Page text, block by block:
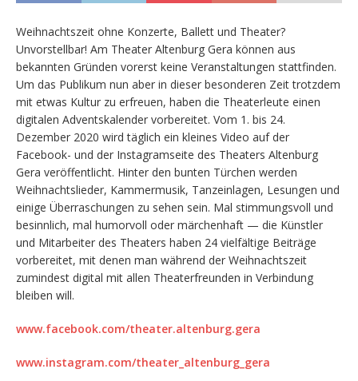
Weihnachtszeit ohne Konzerte, Ballett und Theater?
Unvorstellbar! Am Theater Altenburg Gera können aus
bekannten Gründen vorerst keine Veranstaltungen stattfinden.
Um das Publikum nun aber in dieser besonderen Zeit trotzdem
mit etwas Kultur zu erfreuen, haben die Theaterleute einen
digitalen Adventskalender vorbereitet. Vom 1. bis 24.
Dezember 2020 wird täglich ein kleines Video auf der
Facebook- und der Instagramseite des Theaters Altenburg
Gera veröffentlicht. Hinter den bunten Türchen werden
Weihnachtslieder, Kammermusik, Tanzeinlagen, Lesungen und
einige Überraschungen zu sehen sein. Mal stimmungsvoll und
besinnlich, mal humorvoll oder märchenhaft — die Künstler
und Mitarbeiter des Theaters haben 24 vielfältige Beiträge
vorbereitet, mit denen man während der Weihnachtszeit
zumindest digital mit allen Theaterfreunden in Verbindung
bleiben will.
www.facebook.com/theater.altenburg.gera
www.instagram.com/theater_altenburg_gera